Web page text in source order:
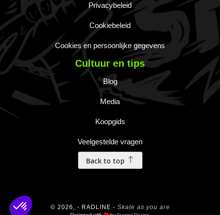
Privacybeleid
Cookiebeleid
Cookies en persoonlijke gegevens
Cultuur en tips
Blog
Media
Koopgids
Veelgestelde vragen
Back to top
© 2026, - RADLINE - Skate as you are